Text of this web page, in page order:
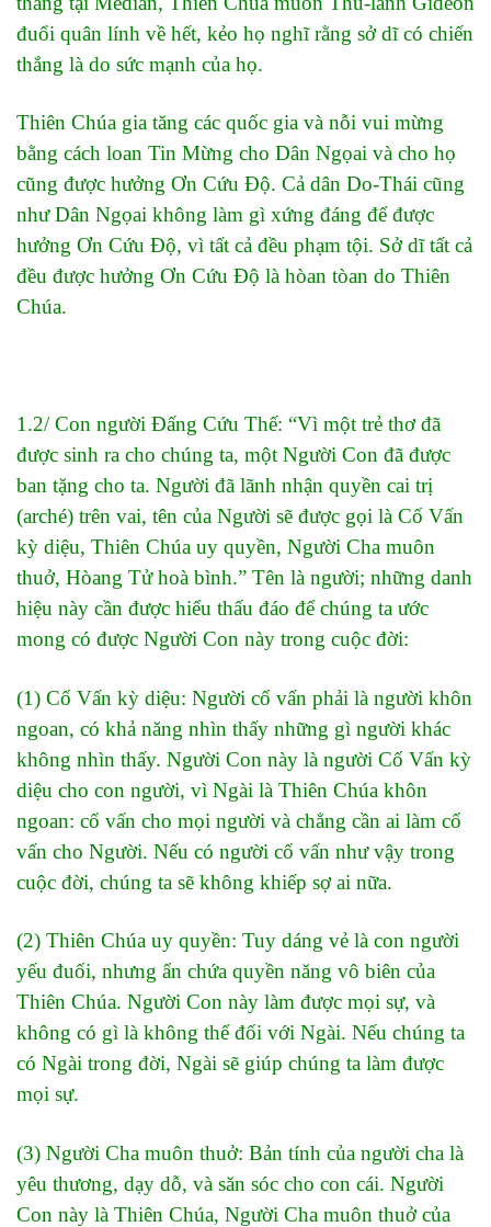
đuổi quân lính về hết, kẻo họ nghĩ rằng sở dĩ có chiến
thắng là do sức mạnh của họ.
Thiên Chúa gia tăng các quốc gia và nỗi vui mừng
bằng cách loan Tin Mừng cho Dân Ngọai và cho họ
cũng được hưởng Ơn Cứu Độ. Cả dân Do-Thái cũng
như Dân Ngọai không làm gì xứng đáng để được
hưởng Ơn Cứu Độ, vì tất cả đều phạm tội. Sở dĩ tất cả
đều được hưởng Ơn Cứu Độ là hòan tòan do Thiên
Chúa.
1.2/ Con người Đấng Cứu Thế: “Vì một trẻ thơ đã
được sinh ra cho chúng ta, một Người Con đã được
ban tặng cho ta. Người đã lãnh nhận quyền cai trị
(arché) trên vai, tên của Người sẽ được gọi là Cố Vấn
kỳ diệu, Thiên Chúa uy quyền, Người Cha muôn
thuở, Hòang Tử hoà bình.” Tên là người; những danh
hiệu này cần được hiểu thấu đáo để chúng ta ước
mong có được Người Con này trong cuộc đời:
(1) Cố Vấn kỳ diệu: Người cố vấn phải là người khôn
ngoan, có khả năng nhìn thấy những gì người khác
không nhìn thấy. Người Con này là người Cố Vấn kỳ
diệu cho con người, vì Ngài là Thiên Chúa khôn
ngoan: cố vấn cho mọi người và chẳng cần ai làm cố
vấn cho Người. Nếu có người cố vấn như vậy trong
cuộc đời, chúng ta sẽ không khiếp sợ ai nữa.
(2) Thiên Chúa uy quyền: Tuy dáng vẻ là con người
yếu đuối, nhưng ẩn chứa quyền năng vô biên của
Thiên Chúa. Người Con này làm được mọi sự, và
không có gì là không thể đối với Ngài. Nếu chúng ta
có Ngài trong đời, Ngài sẽ giúp chúng ta làm được
mọi sự.
(3) Người Cha muôn thuở: Bản tính của người cha là
yêu thương, dạy dỗ, và săn sóc cho con cái. Người
Con này là Thiên Chúa, Người Cha muôn thuở của